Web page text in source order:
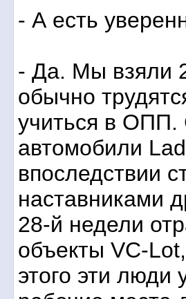
- А есть
- Да. Мы взяли
обычно
учиться в ОПП.
автомобили
впоследствии
наставниками
28-й недели
объекты VC-
этого эти люди